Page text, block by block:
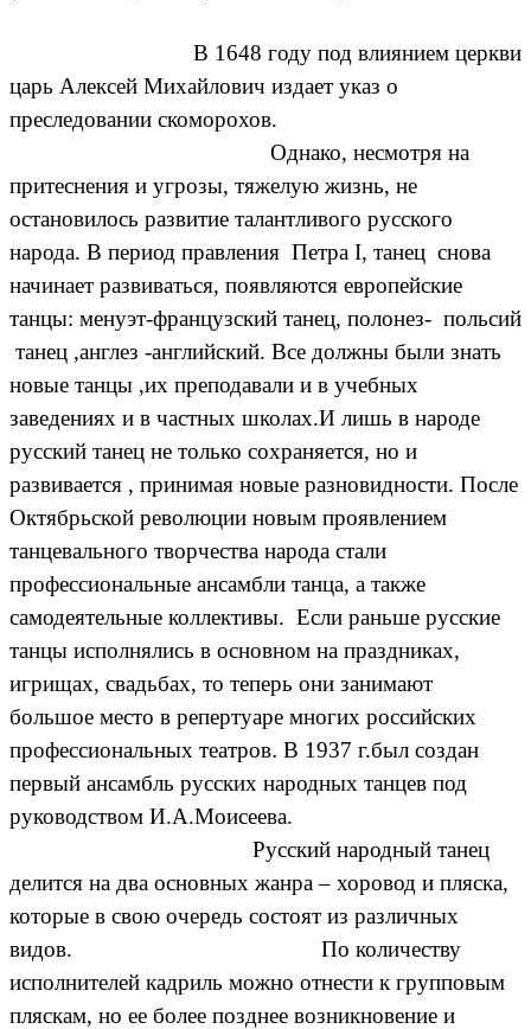
В 1648 году под влиянием церкви
царь Алексей Михайлович издает указ о
преследовании скоморохов.
Однако, несмотря на
притеснения и угрозы, тяжелую жизнь, не
остановилось развитие талантливого русского
народа. В период правления Петра I, танец снова
начинает развиваться, появляются европейские
танцы: менуэт-французский танец, полонез- польсий
танец ,англез -английский. Все должны были знать
новые танцы ,их преподавали и в учебных
заведениях и в частных школах.И лишь в народе
русский танец не только сохраняется, но и
развивается , принимая новые разновидности. После
Октябрьской революции новым проявлением
танцевального творчества народа стали
профессиональные ансамбли танца, а также
самодеятельные коллективы. Если раньше русские
танцы исполнялись в основном на праздниках,
игрищах, свадьбах, то теперь они занимают
большое место в репертуаре многих российских
профессиональных театров. В 1937 г.был создан
первый ансамбль русских народных танцев под
руководством И.А.Моисеева.
Русский народный танец
делится на два основных жанра – хоровод и пляска,
которые в свою очередь состоят из различных
видов.
По количеству
исполнителей кадриль можно отнести к групповым
пляскам, но ее более позднее возникновение и